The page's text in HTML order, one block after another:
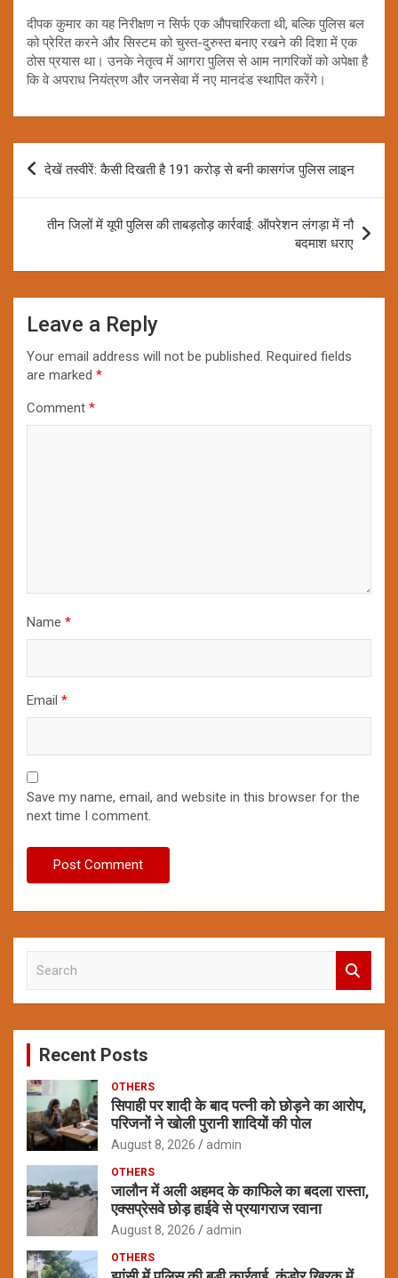
दीपक कुमार का यह निरीक्षण न सिर्फ एक औपचारिकता थी, बल्कि पुलिस बल
को प्रेरित करने और सिस्टम को चुस्त-दुरुस्त बनाए रखने की दिशा में एक
ठोस प्रयास था। उनके नेतृत्व में आगरा पुलिस से आम नागरिकों को अपेक्षा है
कि वे अपराध नियंत्रण और जनसेवा में नए मानदंड स्थापित करेंगे।
Post
देखें तस्वीरें: कैसी दिखती है 191 करोड़ से बनी कासगंज पुलिस लाइन
तीन जिलों में यूपी पुलिस की ताबड़तोड़ कार्रवाई: ऑपरेशन लंगड़ा में नौ
बदमाश धराए
Leave a Reply
Your email address will not be published. Required fields
are marked *
Comment *
Name *
Email *
Save my name, email, and website in this browser for the
next time I comment.
c
Recent Posts
OTHERS
सिपाही पर शादी के बाद पत्नी को छोड़ने का आरोप,
परिजनों ने खोली पुरानी शादियों की पोल
August 8, 2026 admin
OTHERS
जालौन में अली अहमद के काफिले का बदला रास्ता,
एक्सप्रेसवे छोड़ हाईवे से प्रयागराज रवाना
August 8, 2026 admin
OTHERS